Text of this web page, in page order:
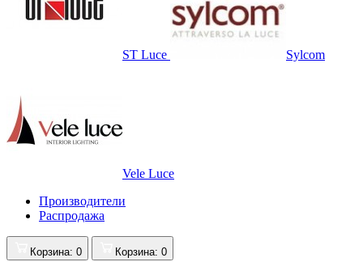
ST Luce Sylcom
Vele Luce
Производители
Распродажа
Корзина: 0 Корзина: 0